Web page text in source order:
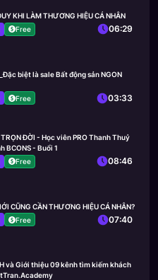
KHI LÀM THƯƠNG HIỆU CÁ NHÂN
Free 06:29
biệt là sale Bất động sản NGON
Free 03:33
TRỌN ĐỜI - Học viên PRO Thanh Thuỷ
BCONS - Buổi 1
Free 08:46
CŨNG CẦN THƯƠNG HIỆU CÁ NHÂN?
Free 07:40
và Giới thiệu 09 kênh tìm kiếm khách